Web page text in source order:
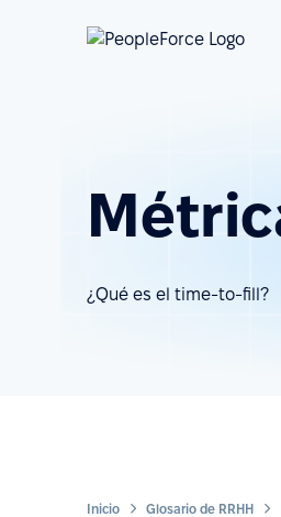
¿Qué es el time-to-fill?
Inicio Glosario de RRHH